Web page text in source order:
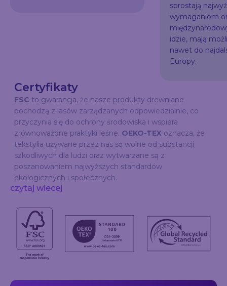
sprostają
wymaganiom
idzie, mają
nawet do
Europy.
Certyfikaty
FSC to gwarancja, że nasze produkty drewniane
pochodzą z lasów zarządzanych odpowiedzialnie, co
przyczynia się do ochrony środowiska i wspiera
zrównoważone praktyki leśne. OEKO-TEX oznacza, że
tekstylia używane przez nas są wolne od substancji
szkodliwych dla ludzi oraz wytwarzane są z
poszanowaniem najwyższych standardów
ekologicznych i społecznych.
czytaj wiecej